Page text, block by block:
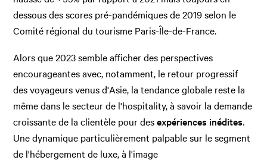
dessous des scores pré-pandémiques de 2019 selon le
Comité régional du tourisme Paris-Île-de-France.
Alors que 2023 semble afficher des perspectives
encourageantes avec, notamment, le retour progressif
des voyageurs venus d'Asie, la tendance globale reste la
même dans le secteur de l'hospitality, à savoir la demande
croissante de la clientèle pour desexpériences inédites.
Une dynamique particulièrement palpable sur le segment
de l'hébergement de luxe, à l'image